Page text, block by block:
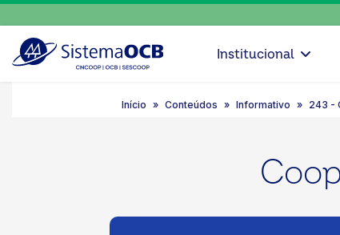
Institucional
Início Conteúdos Informativo 243 -